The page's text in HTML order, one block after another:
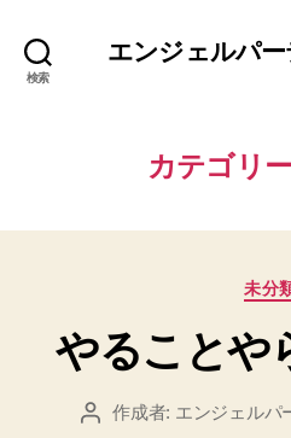
検索
エンジェルパ
カテゴリ
カ
ゴ
リ
未分
やることや
投 作成者: エンジェルパ